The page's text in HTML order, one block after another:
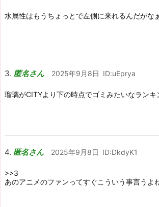
水属性はもうちょっとで左側に来れるんだがな
匿名さん 2025年9月8日 ID:uEprya
瑠璃がCITYより下の時点でゴミみたいなランキ
匿名さん 2025年9月8日 ID:DkdyK1
>>3
あのアニメのファンってすぐこういう事言うよ